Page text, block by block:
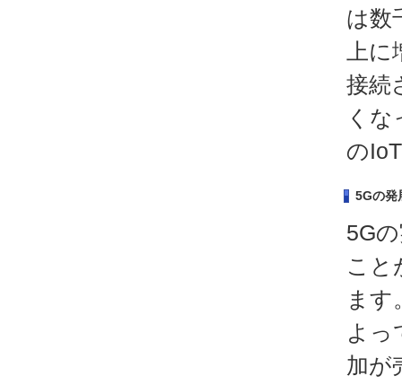
は数
上
接続
く
の
5Gの発
5G
こと
ます
よっ
加が